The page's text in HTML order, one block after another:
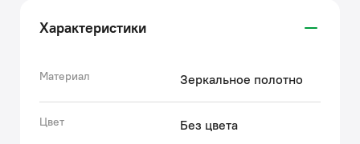
конденсата – нет необходимости протирать зеркало
после принятия душа.
подогревом и диммером с помощью касания.
управления и диодную ленту интерьерной подсветки
от влаги и пара обеспечивает долгий срок службы.
Характеристики
Материал Зеркальное полотно
Цвет Без цвета